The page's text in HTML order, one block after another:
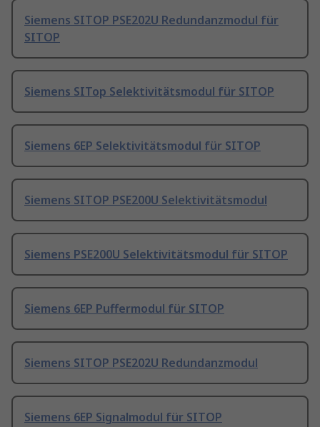
Siemens SITOP PSE202U Redundanzmodul für
SITOP
Siemens SITop Selektivitätsmodul für SITOP
Siemens 6EP Selektivitätsmodul für SITOP
Siemens SITOP PSE200U Selektivitätsmodul
Siemens PSE200U Selektivitätsmodul für SITOP
Siemens 6EP Puffermodul für SITOP
Siemens SITOP PSE202U Redundanzmodul
Siemens 6EP Signalmodul für SITOP